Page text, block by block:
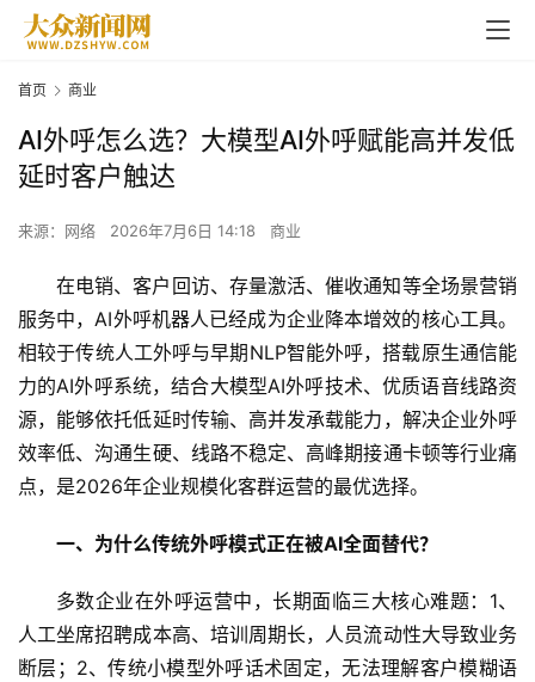
首页 商业
AI外呼怎么选？大模型AI外呼赋能高并发低
延时客户触达
来源：网络 2026年7月6日 14:18 商业
在电销、客户回访、存量激活、催收通知等全场景营销
服务中，AI外呼机器人已经成为企业降本增效的核心工具。
相较于传统人工外呼与早期NLP智能外呼，搭载原生通信能
力的AI外呼系统，结合大模型AI外呼技术、优质语音线路资
源，能够依托低延时传输、高并发承载能力，解决企业外呼
效率低、沟通生硬、线路不稳定、高峰期接通卡顿等行业痛
点，是2026年企业规模化客群运营的最优选择。
一、 为什么传统外呼模式正在被AI全面替代？
多数企业在外呼运营中，长期面临三大核心难题：1、
人工坐席招聘成本高、培训周期长，人员流动性大导致业务
断层；2、传统小模型外呼话术固定，无法理解客户模糊语